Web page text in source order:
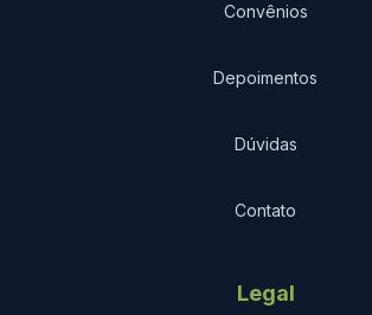
Convênios
Depoimentos
Dúvidas
Contato
Legal